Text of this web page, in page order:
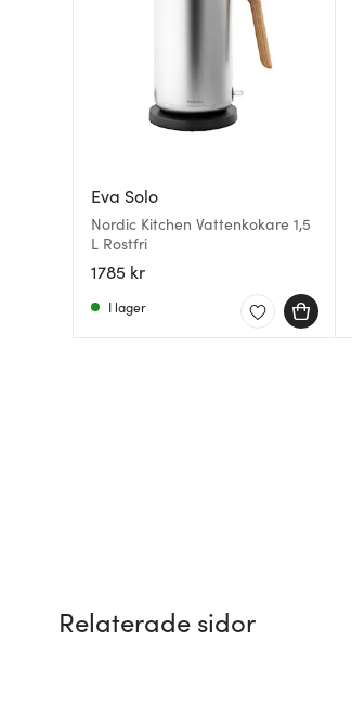
Eva Solo
Nordic Kitchen Vattenkokare 1,5
L Rostfri
1785 kr
I lager
Relaterade sidor